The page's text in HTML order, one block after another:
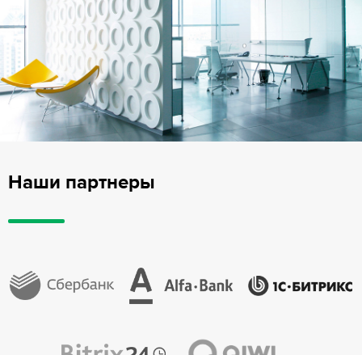
Наши партнеры